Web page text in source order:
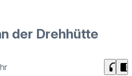
der Drehhütte
headphones chrome_reader_mode